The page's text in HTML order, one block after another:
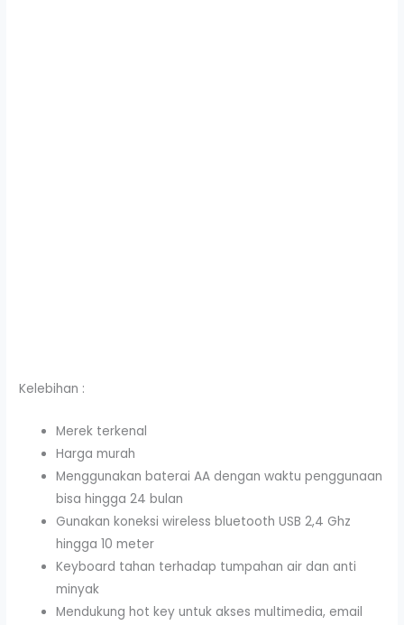
Kelebihan :
Merek terkenal
Harga murah
Menggunakan baterai AA dengan waktu penggunaan
bisa hingga 24 bulan
Gunakan koneksi wireless bluetooth USB 2,4 Ghz
hingga 10 meter
Keyboard tahan terhadap tumpahan air dan anti
minyak
Mendukung hot key untuk akses multimedia, email